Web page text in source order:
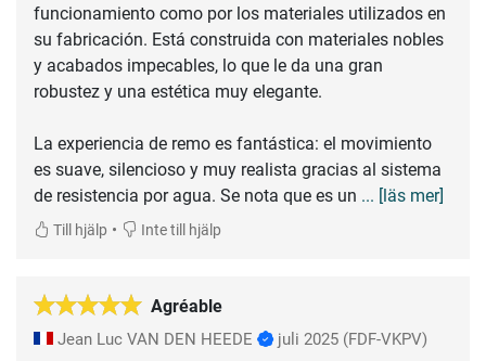
funcionamiento como por los materiales utilizados en
su fabricación. Está construida con materiales nobles
y acabados impecables, lo que le da una gran
robustez y una estética muy elegante.
La experiencia de remo es fantástica: el movimiento
es suave, silencioso y muy realista gracias al sistema
de resistencia por agua. Se nota que es un ... [läs mer]
Till hjälp • Inte till hjälp
Agréable
Jean Luc VAN DEN HEEDE juli 2025 (FDF-VKPV)